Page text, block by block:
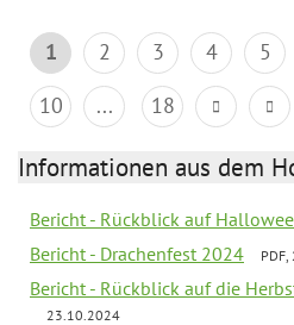
1 2 3 4 5
10
... 18
Informationen aus dem
Bericht - Rückblick auf
Bericht - Drachenfest 2024
Bericht - Rückblick auf die
23.10.2024